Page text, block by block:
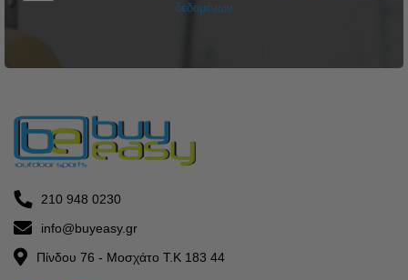
δεδομένων
210 948 0230
info@buyeasy.gr
Πίνδου 76 - Μοσχάτο Τ.Κ 183 44